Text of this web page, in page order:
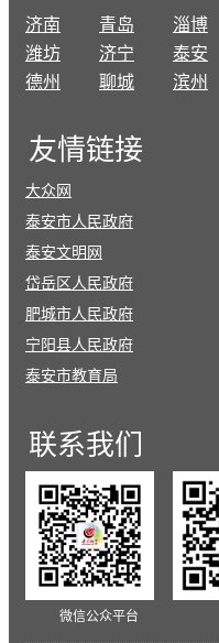
济南 青岛 淄博
潍坊
济宁 泰安
德州
聊城 滨州
友情链接
大众网
泰安市人民政府
泰安文明网
岱岳区人民政府
肥城市人民政府
宁阳县人民政府
泰安市教育局
联系我们
微信公众平台